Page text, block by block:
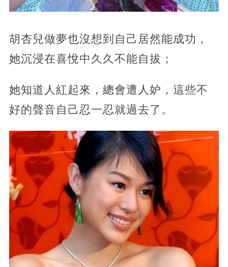
胡杏兒做夢也沒想到自己居然能成功，
她沉浸在喜悅中久久不能自拔；
她知道人紅起來，總會遭人妒，這些不
好的聲音自己忍一忍就過去了。